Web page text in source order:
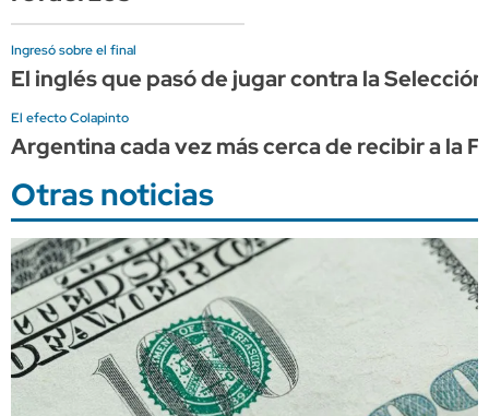
Ingresó sobre el final
El inglés que pasó de jugar contra la
El efecto Colapinto
Argentina cada vez más cerca de recibir a la
Otras noticias